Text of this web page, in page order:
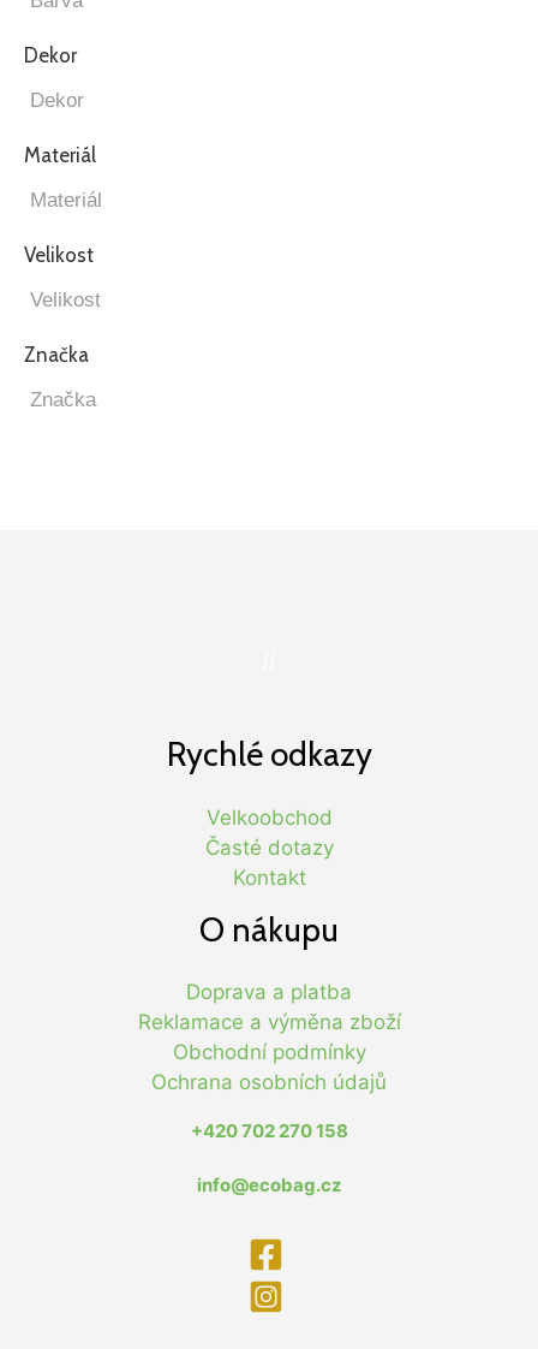
Dekor
Materiál
Velikost
Značka
Rychlé odkazy
Velkoobchod
Časté dotazy
Kontakt
O nákupu
Doprava a platba
Reklamace a výměna zboží
Obchodní podmínky
Ochrana osobních údajů
+420 702 270 158
info@ecobag.cz